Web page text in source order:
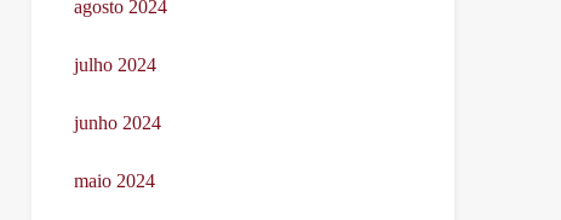
agosto 2024
julho 2024
junho 2024
maio 2024